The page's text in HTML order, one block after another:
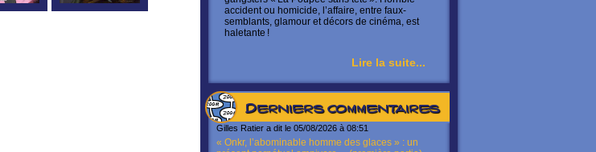
accident ou homicide, l’affaire, entre faux-
semblants, glamour et décors de cinéma, est
haletante !
Lire la suite...
Derniers commentaires
Gilles Ratier a dit le 05/08/2026 à 08:51
« Onkr, l’abominable homme des glaces » : un